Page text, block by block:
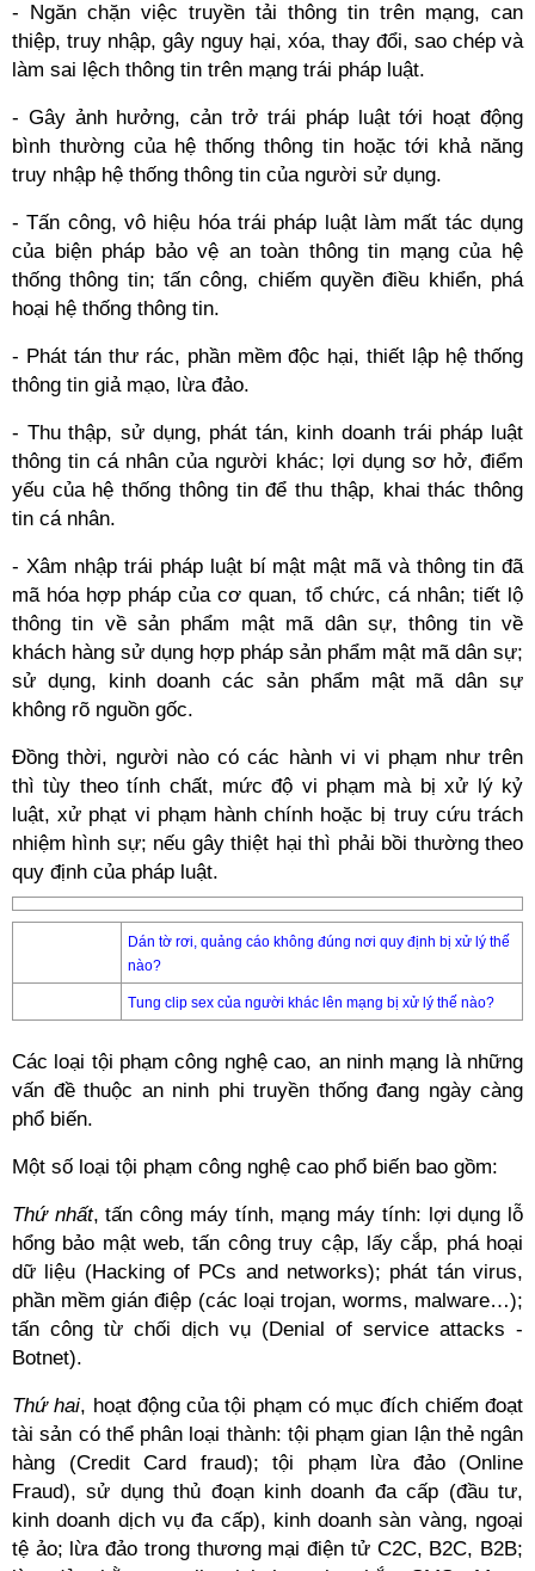
- Ngăn chặn việc truyền tải thông tin trên mạng, can
thiệp, truy nhập, gây nguy hại, xóa, thay đổi, sao chép và
làm sai lệch thông tin trên mạng trái pháp luật.
- Gây ảnh hưởng, cản trở trái pháp luật tới hoạt động
bình thường của hệ thống thông tin hoặc tới khả năng
truy nhập hệ thống thông tin của người sử dụng.
- Tấn công, vô hiệu hóa trái pháp luật làm mất tác dụng
của biện pháp bảo vệ an toàn thông tin mạng của hệ
thống thông tin; tấn công, chiếm quyền điều khiển, phá
hoại hệ thống thông tin.
- Phát tán thư rác, phần mềm độc hại, thiết lập hệ thống
thông tin giả mạo, lừa đảo.
- Thu thập, sử dụng, phát tán, kinh doanh trái pháp luật
thông tin cá nhân của người khác; lợi dụng sơ hở, điểm
yếu của hệ thống thông tin để thu thập, khai thác thông
tin cá nhân.
- Xâm nhập trái pháp luật bí mật mật mã và thông tin đã
mã hóa hợp pháp của cơ quan, tổ chức, cá nhân; tiết lộ
thông tin về sản phẩm mật mã dân sự, thông tin về
khách hàng sử dụng hợp pháp sản phẩm mật mã dân sự;
sử dụng, kinh doanh các sản phẩm mật mã dân sự
không rõ nguồn gốc.
Đồng thời, người nào có các hành vi vi phạm như trên
thì tùy theo tính chất, mức độ vi phạm mà bị xử lý kỷ
luật, xử phạt vi phạm hành chính hoặc bị truy cứu trách
nhiệm hình sự; nếu gây thiệt hại thì phải bồi thường theo
quy định của pháp luật.
Dán tờ rơi, quảng cáo không đúng nơi quy định bị xử lý thế
nào?
Tung clip sex của người khác lên mạng bị xử lý thế nào?
Các loại tội phạm công nghệ cao, an ninh mạng là những
vấn đề thuộc an ninh phi truyền thống đang ngày càng
phổ biến.
Một số loại tội phạm công nghệ cao phổ biến bao gồm:
Thứ nhất, tấn công máy tính, mạng máy tính: lợi dụng lỗ
hổng bảo mật web, tấn công truy cập, lấy cắp, phá hoại
dữ liệu (Hacking of PCs and networks); phát tán virus,
phần mềm gián điệp (các loại trojan, worms, malware…);
tấn công từ chối dịch vụ (Denial of service attacks -
Botnet).
Thứ hai, hoạt động của tội phạm có mục đích chiếm đoạt
tài sản có thể phân loại thành: tội phạm gian lận thẻ ngân
hàng (Credit Card fraud); tội phạm lừa đảo (Online
Fraud), sử dụng thủ đoạn kinh doanh đa cấp (đầu tư,
kinh doanh dịch vụ đa cấp), kinh doanh sàn vàng, ngoại
tệ ảo; lừa đảo trong thương mại điện tử C2C, B2C, B2B;